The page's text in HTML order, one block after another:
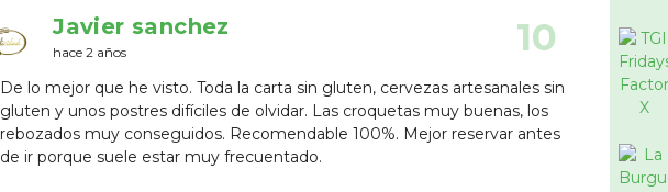
Javier sanchez
hace 2 años 10
De lo mejor que he visto. Toda la carta sin gluten, cervezas artesanales sin
gluten y unos postres difíciles de olvidar. Las croquetas muy buenas, los
rebozados muy conseguidos. Recomendable 100%. Mejor reservar antes
de ir porque suele estar muy frecuentado.